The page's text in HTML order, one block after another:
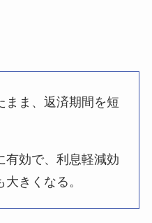
まま、返済期間を短
有効で、利息軽減効
きくなる。